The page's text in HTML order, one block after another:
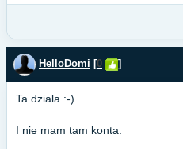
HelloDomi [0 ]
Ta dziala :-)
I nie mam tam konta.